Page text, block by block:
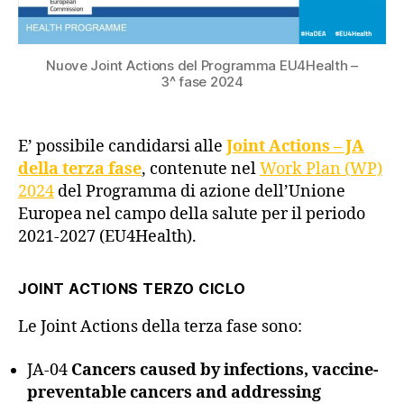
Nuove Joint Actions del Programma EU4Health –
3^ fase 2024
E’ possibile candidarsi alle Joint Actions – JA
della terza fase, contenute nelWork Plan (WP)
2024 del Programma di azione dell’Unione
Europea nel campo della salute per il periodo
2021-2027 (EU4Health).
JOINT ACTIONS TERZO CICLO
Le Joint Actions della terza fase sono:
JA-04 Cancers caused by infections, vaccine-
preventable cancers and addressing